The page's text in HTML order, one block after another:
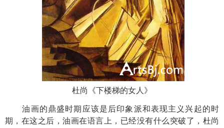
杜尚《下楼梯的女人》
油画的鼎盛时期应该是后印象派和表现主义兴起的时
期，在这之后，油画在语言上，已经没有什么突破了，杜尚